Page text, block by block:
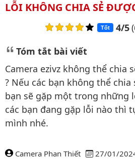
LỖI KHÔNG CHIA SẺ
Tốt 4/5
Tóm tắt bài viết
Camera ezivz không thể chia
? Nếu các bạn không thể chia
bạn sẽ gặp một trong những
các bạn đang gặp lỗi nào thì
mình nhé.
Camera Phan Thiết 27/01/